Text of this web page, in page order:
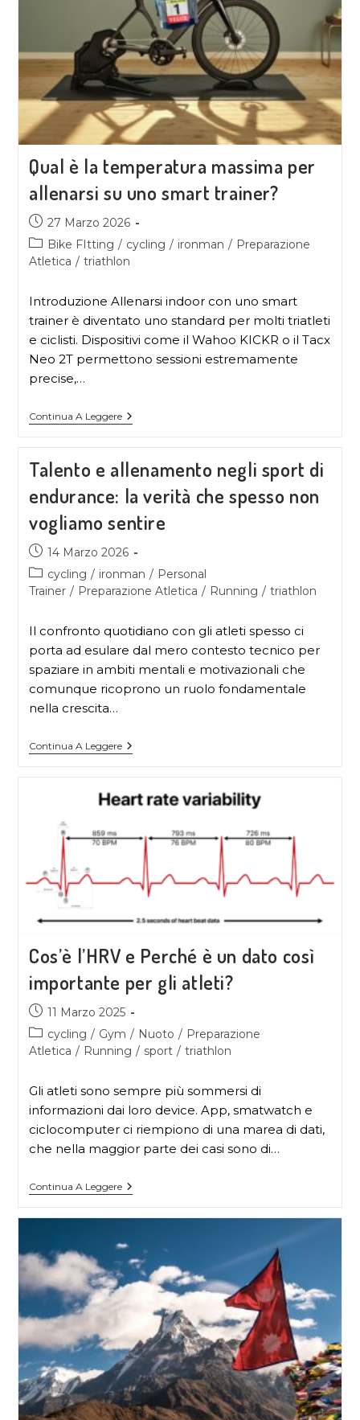
Qual è la temperatura massima per
allenarsi su uno smart trainer?
27 Marzo 2026
Bike FItting / cycling / ironman / Preparazione
Atletica / triathlon
Introduzione Allenarsi indoor con uno smart
trainer è diventato uno standard per molti triatleti
e ciclisti. Dispositivi come il Wahoo KICKR o il Tacx
Neo 2T permettono sessioni estremamente
precise,…
Continua A Leggere
Talento e allenamento negli sport di
endurance: la verità che spesso non
vogliamo sentire
14 Marzo 2026
cycling / ironman / Personal
Trainer / Preparazione Atletica / Running / triathlon
Il confronto quotidiano con gli atleti spesso ci
porta ad esulare dal mero contesto tecnico per
spaziare in ambiti mentali e motivazionali che
comunque ricoprono un ruolo fondamentale
nella crescita…
Continua A Leggere
Cos’è l’HRV e Perché è un dato così
importante per gli atleti?
11 Marzo 2025
cycling / Gym / Nuoto / Preparazione
Atletica / Running / sport / triathlon
Gli atleti sono sempre più sommersi di
informazioni dai loro device. App, smatwatch e
ciclocomputer ci riempiono di una marea di dati,
che nella maggior parte dei casi sono di…
Continua A Leggere